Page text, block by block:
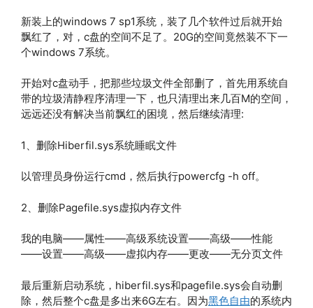
新装上的windows 7 sp1系统，装了几个软件过后就开始
飘红了，对，c盘的空间不足了。20G的空间竟然装不下一
个windows 7系统。
开始对c盘动手，把那些垃圾文件全部删了，首先用系统自
带的垃圾清静程序清理一下，也只清理出来几百M的空间，
远远还没有解决当前飘红的困境，然后继续清理:
1、删除Hiberfil.sys系统睡眠文件
以管理员身份运行cmd，然后执行powercfg -h off。
2、删除Pagefile.sys虚拟内存文件
我的电脑——属性——高级系统设置——高级——性能
——设置——高级——虚拟内存——更改——无分页文件
最后重新启动系统，hiberfil.sys和pagefile.sys会自动删
除，然后整个c盘是多出来6G左右。因为黑色自由的系统内